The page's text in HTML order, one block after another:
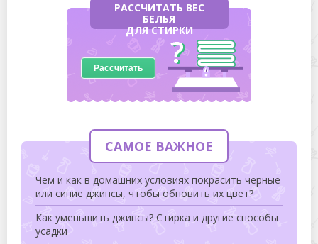
РАССЧИТАТЬ ВЕС
БЕЛЬЯ
ДЛЯ СТИРКИ
Рассчитать
САМОЕ ВАЖНОЕ
Чем и как в домашних условиях покрасить черные
или синие джинсы, чтобы обновить их цвет?
Как уменьшить джинсы? Стирка и другие способы
усадки